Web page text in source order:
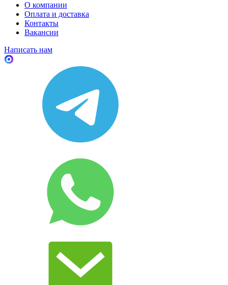
О компании
Оплата и доставка
Контакты
Вакансии
Написать нам